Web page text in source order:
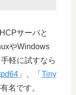
サーバと
やWindows
軽に試すなら
」、「 Tiny
名です。